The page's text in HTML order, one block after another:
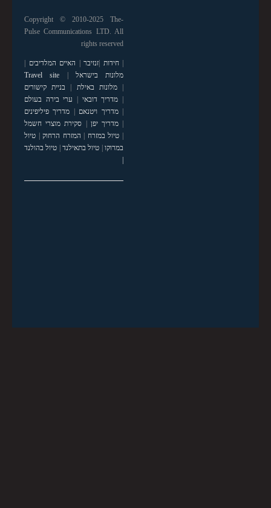
Copyright © 2010-2025 The-
Pulse Communications LTD. All
rights reserved
|חידות |זנזיבר | האיים המלדיבים |
מלונות בישראל |
Travel site
|מלונות באילת | בניית קישורים
| מדריך דובאי | ערי בירה בעולם
|מדריך ויטנאם | מדריך פיליפינים
|מדריך יפן | סקירת מוצרי חשמל
| טיול במזרח | המזרח הרחוק| טיול
במרוקו| טיול בתאילנד| טיול בהולנד
|